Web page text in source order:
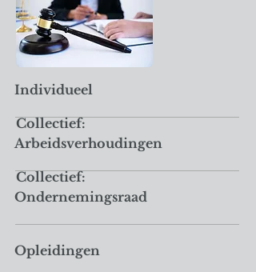
Individueel
Arbeidsverhoudingen
Ondernemingsraad
Opleidingen
Collectief:
Collectief: